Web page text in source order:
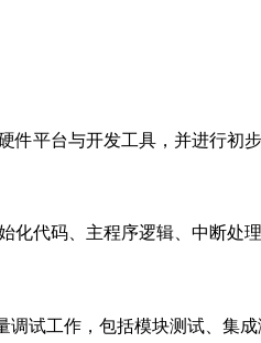
平台与开发工具，并进行初
代码、主程序逻辑、中断处理
试工作，包括模块测试、集